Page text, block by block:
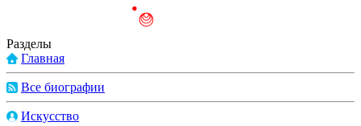
Разделы
Главная
Все биографии
Искусство